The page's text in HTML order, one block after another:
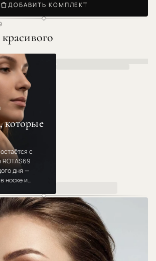
ДОБАВИТЬ КОМПЛЕКТ
которые
с
дня —
носке и
Носи,
года в год.